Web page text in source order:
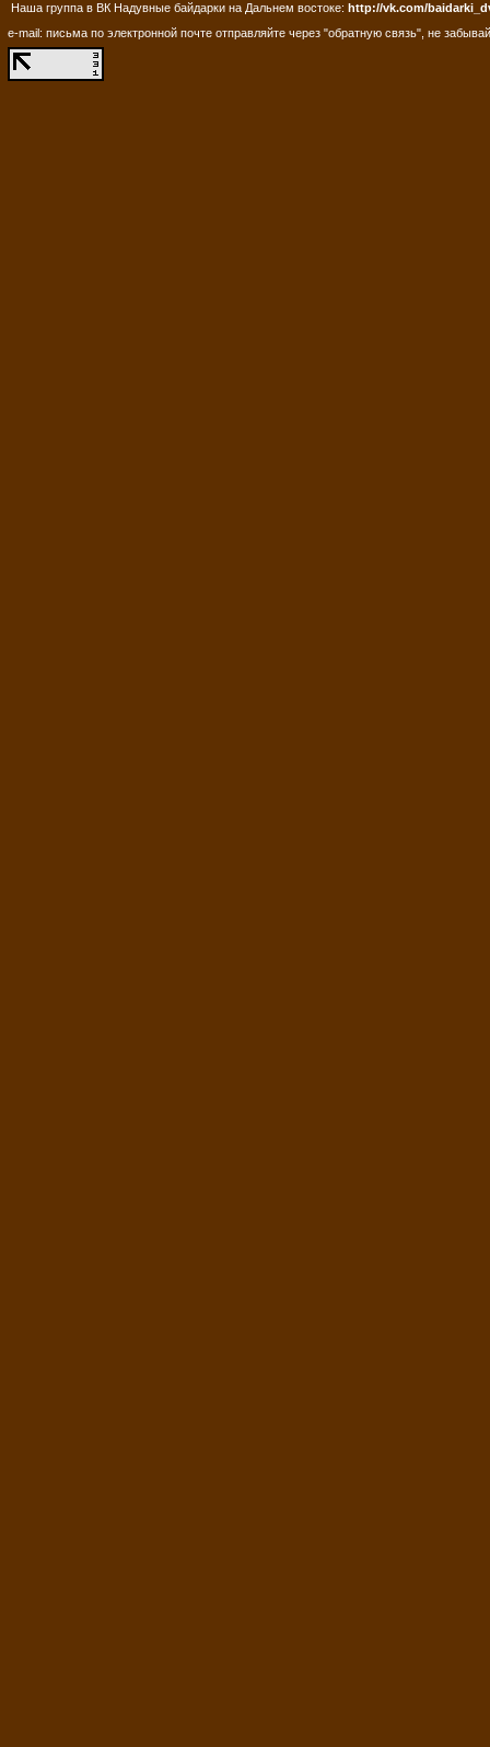
Наша группа в ВК Надувные байдарки на Дальнем востоке: http://vk.com/
e-mail: письма по электронной почте отправляйте через "обратную связь", не